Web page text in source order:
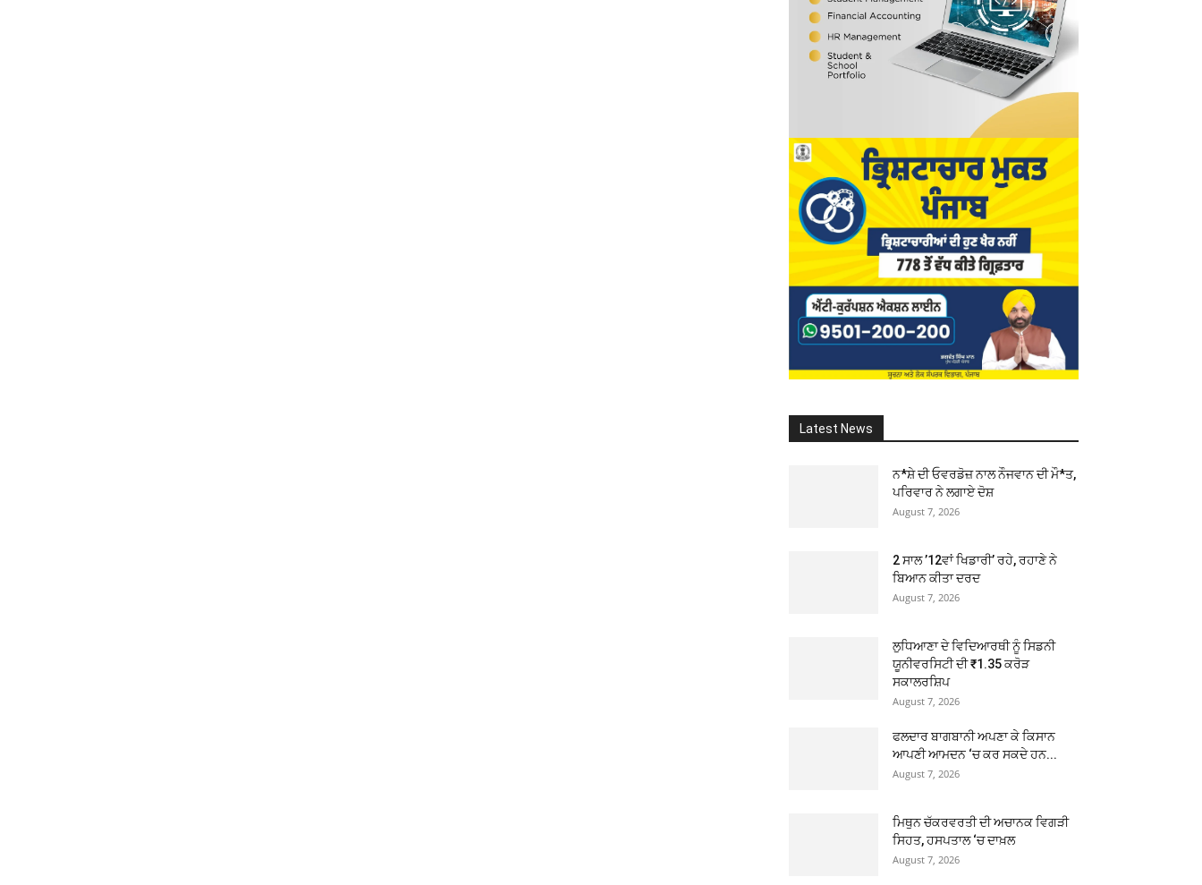
Latest News
ਨ*ਸ਼ੇ ਦੀ ਓਵਰਡੋਜ਼ ਨਾਲ ਨੌਜਵਾਨ ਦੀ ਮੌ*ਤ,
ਪਰਿਵਾਰ ਨੇ ਲਗਾਏ ਦੋਸ਼
August 7, 2026
2 ਸਾਲ ’12ਵਾਂ ਖਿਡਾਰੀ’ ਰਹੇ, ਰਹਾਣੇ ਨੇ
ਬਿਆਨ ਕੀਤਾ ਦਰਦ
August 7, 2026
ਲੁਧਿਆਣਾ ਦੇ ਵਿਦਿਆਰਥੀ ਨੂੰ ਸਿਡਨੀ
ਯੂਨੀਵਰਸਿਟੀ ਦੀ ₹1.35 ਕਰੋੜ
ਸਕਾਲਰਸ਼ਿਪ
August 7, 2026
ਫਲਦਾਰ ਬਾਗਬਾਨੀ ਅਪਣਾ ਕੇ ਕਿਸਾਨ
ਆਪਣੀ ਆਮਦਨ ‘ਚ ਕਰ ਸਕਦੇ ਹਨ...
August 7, 2026
ਮਿਥੁਨ ਚੱਕਰਵਰਤੀ ਦੀ ਅਚਾਨਕ ਵਿਗੜੀ
ਸਿਹਤ, ਹਸਪਤਾਲ ‘ਚ ਦਾਖ਼ਲ
August 7, 2026